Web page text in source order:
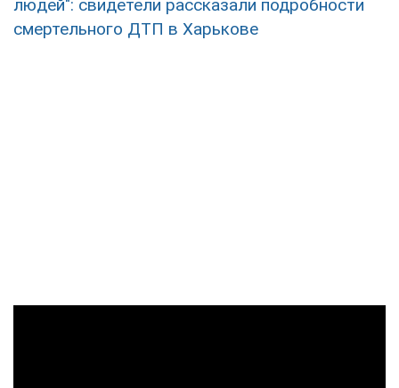
людей": свидетели рассказали подробности
смертельного ДТП в Харькове